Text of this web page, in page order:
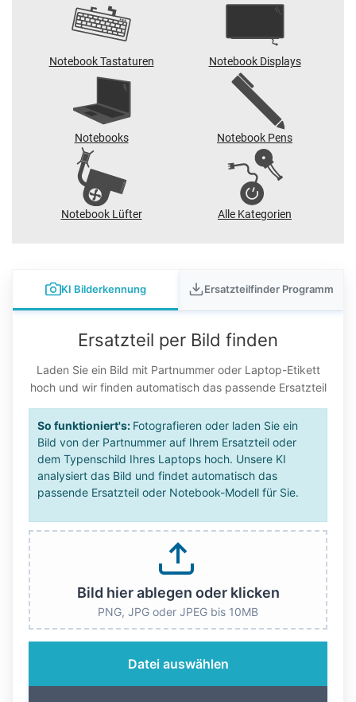
Notebook Tastaturen Notebook Displays
Notebooks Notebook Pens
Notebook Lüfter Alle Kategorien
KI Bilderkennung Ersatzteilfinder Programm
Ersatzteil per Bild finden
Laden Sie ein Bild mit Partnummer oder Laptop-Etikett
hoch und wir finden automatisch das passende Ersatzteil
So funktioniert's: Fotografieren oder laden Sie ein
Bild von der Partnummer auf Ihrem Ersatzteil oder
dem Typenschild Ihres Laptops hoch. Unsere KI
analysiert das Bild und findet automatisch das
passende Ersatzteil oder Notebook-Modell für Sie.
Bild hier ablegen oder klicken
PNG, JPG oder JPEG bis 10MB
Datei auswählen